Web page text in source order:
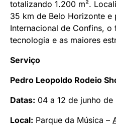
totalizando 1.200 m².
35 km de Belo Horizonte
Internacional de Confins, o
tecnologia e as maiores
Serviço
Pedro Leopoldo Rodeio
Datas: 04 a 12 de junho de
Local: Parque da Música –